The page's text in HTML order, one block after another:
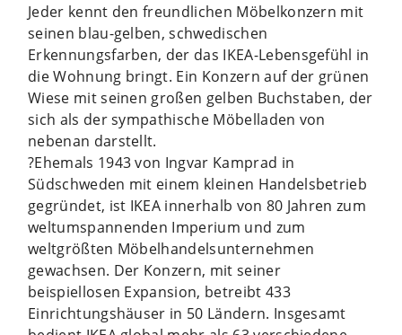
Jeder kennt den freundlichen Möbelkonzern mit
seinen blau-gelben, schwedischen
Erkennungsfarben, der das IKEA-Lebensgefühl in
die Wohnung bringt. Ein Konzern auf der grünen
Wiese mit seinen großen gelben Buchstaben, der
sich als der sympathische Möbelladen von
nebenan darstellt.
?Ehemals 1943 von Ingvar Kamprad in
Südschweden mit einem kleinen Handelsbetrieb
gegründet, ist IKEA innerhalb von 80 Jahren zum
weltumspannenden Imperium und zum
weltgrößten Möbelhandelsunternehmen
gewachsen. Der Konzern, mit seiner
beispiellosen Expansion, betreibt 433
Einrichtungshäuser in 50 Ländern. Insgesamt